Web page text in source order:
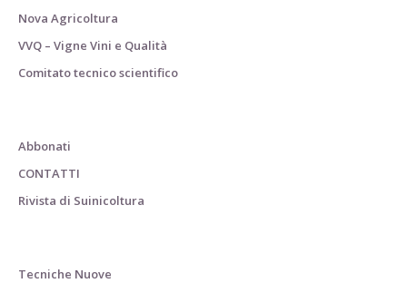
Nova Agricoltura
VVQ – Vigne Vini e Qualità
Comitato tecnico scientifico
Abbonati
CONTATTI
Rivista di Suinicoltura
Tecniche Nuove